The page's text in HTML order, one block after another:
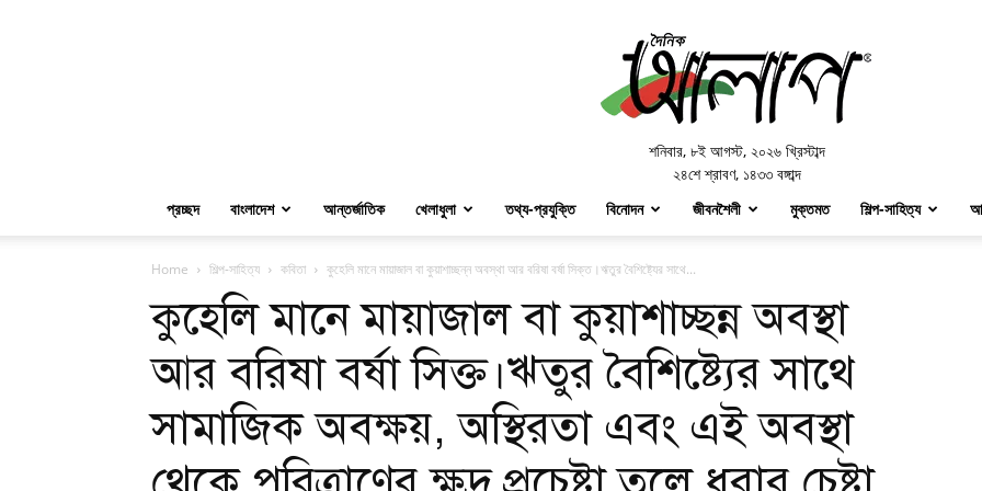
Alap
শনিবার, ৮ই আগস্ট, ২০২৬ খ্রিস্টাব্দ
২৪শে শ্রাবণ, ১৪৩৩ বঙ্গাব্দ
প্রচ্ছদ
বাংলাদেশ আন্তর্জাতিক খেলাধুলা তথ্য-প্রযুক্তি বিনোদন জীবনশৈলী মুক্তমত শিল্প-সাহিত্য
Home শিল্প-সাহিত্য কবিতা কুহেলি মানে মায়াজাল বা কুয়াশাচ্ছন্ন অবস্থা আর বরিষা বর্ষা সিক্ত।ঋতুর বৈশিষ্ট্যের সাথে...
কুহেলি মানে মায়াজাল বা কুয়াশাচ্ছন্ন অবস্থা
আর বরিষা বর্ষা সিক্ত।ঋতুর বৈশিষ্ট্যের সাথে
সামাজিক অবক্ষয়, অস্থিরতা এবং এই অবস্থা